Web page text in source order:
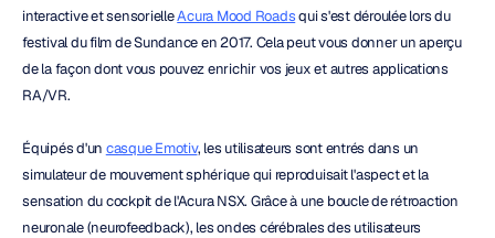
interactive et sensorielle Acura Mood Roads qui s'est déroulée lors du
festival du film de Sundance en 2017. Cela peut vous donner un aperçu
de la façon dont vous pouvez enrichir vos jeux et autres applications
RA/VR.
Équipés d'un casque Emotiv, les utilisateurs sont entrés dans un
simulateur de mouvement sphérique qui reproduisait l'aspect et la
sensation du cockpit de l'Acura NSX. Grâce à une boucle de rétroaction
neuronale (neurofeedback), les ondes cérébrales des utilisateurs